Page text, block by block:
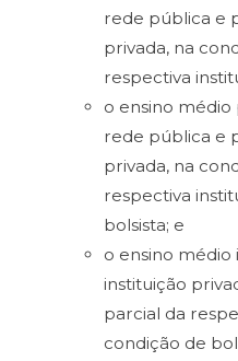
rede pública e
privada, na
respectiva
o ensino
rede pública e
privada, na
respectiva
bolsista; e
o ensino
instituição
parcial da
condição de